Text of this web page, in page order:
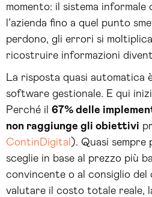
momento: il sistema informale
l’azienda fino a quel punto
perdono, gli errori si
ricostruire informazioni
La risposta quasi automatica
software gestionale. E qui
Perché il 67% delle
non raggiunge gli obiettivi
ContinDigital ). Quasi sempre
sceglie in base al prezzo più
convincente o al consiglio del
valutare il costo totale reale,